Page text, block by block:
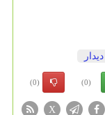
دیدار
(0)
(0)
X